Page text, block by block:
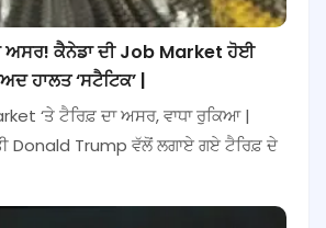
ਅਸਰ! ਕੈਨੇਡਾ ਦੀ Job Market ਹੋਈ
ਹਾਲਤ ‘ਸਟੈਟਿਕ’ |
‘ਤੇ ਟੈਰਿਫ਼ ਦਾ ਅਸਰ, ਵਾਧਾ ਰੁਕਿਆ |
Donald Trump ਵੱਲੋਂ ਲਗਾਏ ਗਏ ਟੈਰਿਫ਼ ਦੇ